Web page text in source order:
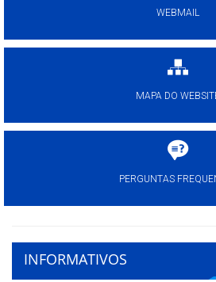
WEBMAIL
MAPA DO
PERGUNTAS
INFORMATIVOS